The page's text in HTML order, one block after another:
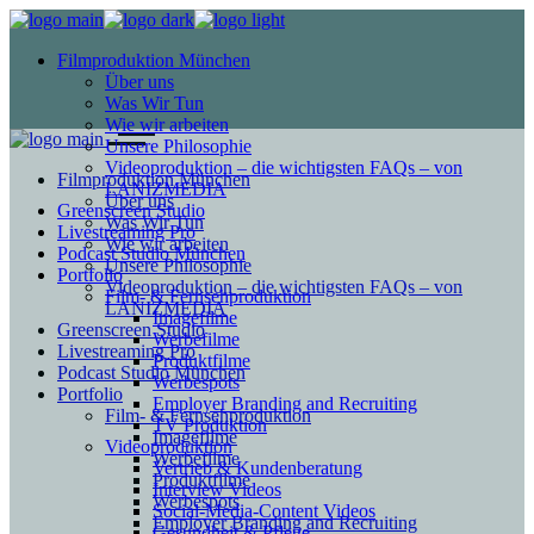
Filmproduktion München
Über uns
Was Wir Tun
Wie wir arbeiten
Unsere Philosophie
Videoproduktion – die wichtigsten FAQs – von
LANIZMEDIA
Greenscreen Studio
Livestreaming Pro
Podcast Studio München
Portfolio
Film- & Fernsehproduktion
Imagefilme
Werbefilme
Produktfilme
Werbespots
Employer Branding and Recruiting
TV Produktion
Videoproduktion
Vertrieb & Kundenberatung
Interview Videos
Social-Media-Content Videos
Filmproduktion München
Über uns
Was Wir Tun
Wie wir arbeiten
Unsere Philosophie
Videoproduktion – die wichtigsten FAQs – von
LANIZMEDIA
Greenscreen Studio
Livestreaming Pro
Podcast Studio München
Portfolio
Film- & Fernsehproduktion
Imagefilme
Werbefilme
Produktfilme
Werbespots
Employer Branding and Recruiting